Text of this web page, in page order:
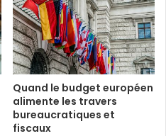
Quand le budget européen
alimente les travers
bureaucratiques et
fiscaux